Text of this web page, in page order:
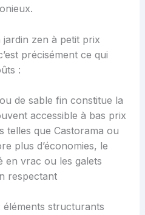
jardin zen à petit prix
précisément ce qui
:
de sable fin constitue la
accessible à bas prix
telles que Castorama ou
plus d’économies, le
en vrac ou les galets
respectant
éléments structurants